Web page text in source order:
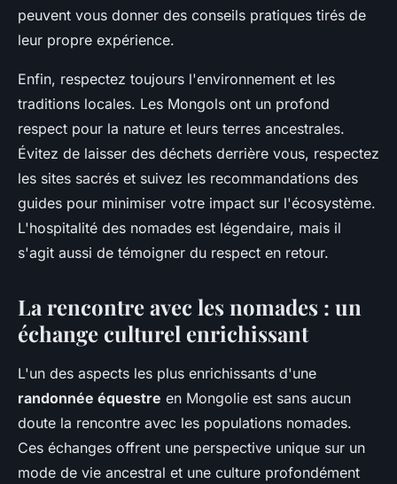
peuvent vous donner des conseils pratiques tirés de
leur propre expérience.
Enfin, respectez toujours l'environnement et les
traditions locales. Les Mongols ont un profond
respect pour la nature et leurs terres ancestrales.
Évitez de laisser des déchets derrière vous, respectez
les sites sacrés et suivez les recommandations des
guides pour minimiser votre impact sur l'écosystème.
L'hospitalité des nomades est légendaire, mais il
s'agit aussi de témoigner du respect en retour.
La rencontre avec les nomades : un
échange culturel enrichissant
L'un des aspects les plus enrichissants d'une
randonnée équestre en Mongolie est sans aucun
doute la rencontre avec les populations nomades.
Ces échanges offrent une perspective unique sur un
mode de vie ancestral et une culture profondément